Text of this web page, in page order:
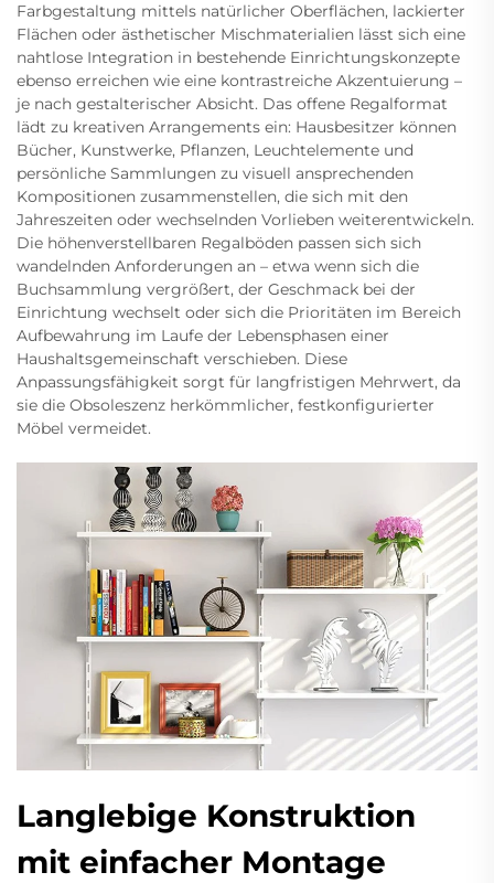
Farbgestaltung mittels natürlicher Oberflächen, lackierter
Flächen oder ästhetischer Mischmaterialien lässt sich eine
nahtlose Integration in bestehende Einrichtungskonzepte
ebenso erreichen wie eine kontrastreiche Akzentuierung –
je nach gestalterischer Absicht. Das offene Regalformat
lädt zu kreativen Arrangements ein: Hausbesitzer können
Bücher, Kunstwerke, Pflanzen, Leuchtelemente und
persönliche Sammlungen zu visuell ansprechenden
Kompositionen zusammenstellen, die sich mit den
Jahreszeiten oder wechselnden Vorlieben weiterentwickeln.
Die höhenverstellbaren Regalböden passen sich sich
wandelnden Anforderungen an – etwa wenn sich die
Buchsammlung vergrößert, der Geschmack bei der
Einrichtung wechselt oder sich die Prioritäten im Bereich
Aufbewahrung im Laufe der Lebensphasen einer
Haushaltsgemeinschaft verschieben. Diese
Anpassungsfähigkeit sorgt für langfristigen Mehrwert, da
sie die Obsoleszenz herkömmlicher, festkonfigurierter
Möbel vermeidet.
Langlebige Konstruktion
mit einfacher Montage